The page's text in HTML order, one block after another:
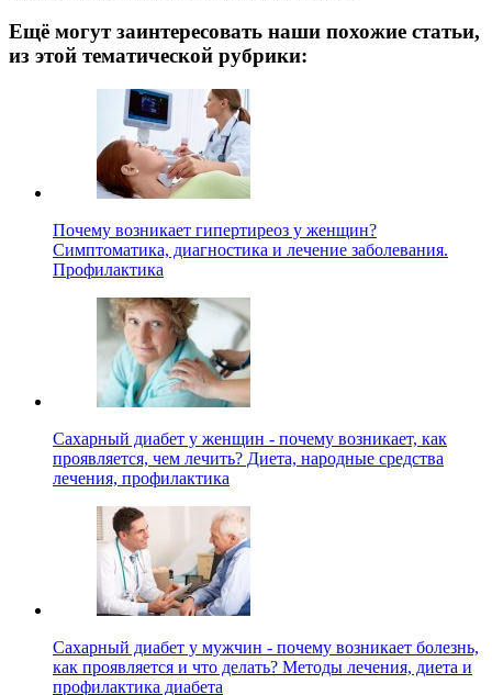
Ещё могут заинтересовать наши похожие статьи,
из этой тематической рубрики:
Почему возникает гипертиреоз у женщин?
Симптоматика, диагностика и лечение заболевания.
Профилактика
Сахарный диабет у женщин - почему возникает, как
проявляется, чем лечить? Диета, народные средства
лечения, профилактика
Сахарный диабет у мужчин - почему возникает болезнь,
как проявляется и что делать? Методы лечения, диета и
профилактика диабета